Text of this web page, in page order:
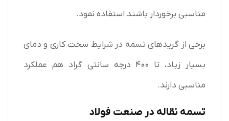
مناسبی برخوردار باشند استفاده نمود.
برخی از گریدهای تسمه در شرایط سخت کاری و دمای
بسیار زیاد، تا ۴۰۰ درجه سانتی گراد هم عملکرد
مناسبی دارند.
تسمه نقاله در صنعت فولاد